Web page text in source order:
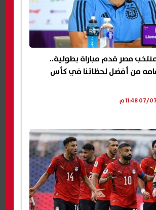
مصر قدم مباراة بطولية..
من أفضل لحظاتنا في كأس